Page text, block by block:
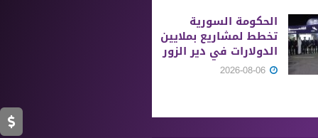
الحكومة السورية
تخطط لمشاريع بملايين
الدولارات في دير الزور